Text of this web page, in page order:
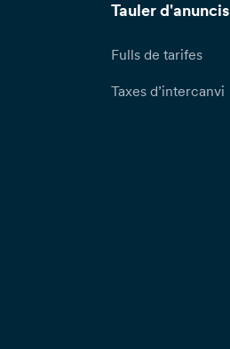
Tauler d'anuncis
Fulls de tarifes
Taxes d’intercanvi